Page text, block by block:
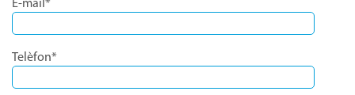
E-mail*
Telèfon*